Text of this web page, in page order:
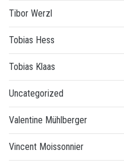
Tibor Werzl
Tobias Hess
Tobias Klaas
Uncategorized
Valentine Mühlberger
Vincent Moissonnier